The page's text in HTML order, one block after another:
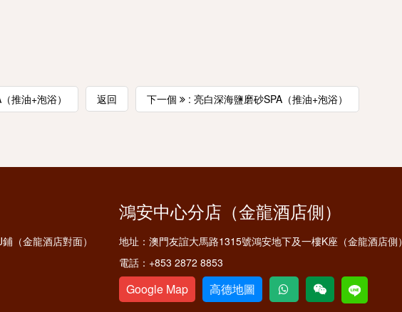
推油+泡浴） 返回 下一個 : 亮白深海鹽磨砂SPA（推油+泡浴）
（金龍酒店對面）
鴻安中心分店（金龍酒店側）
地址： 澳門友誼大馬路1315號鴻安地下及一樓K座（金龍酒店側）
電話： +853 2872 8853
Google Map 高德地圖